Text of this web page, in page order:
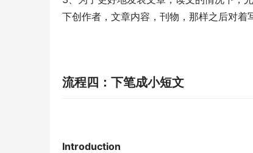
下创作者，文章内容，刊物，那样之后对着
流程四：下笔成小短文
Introduction